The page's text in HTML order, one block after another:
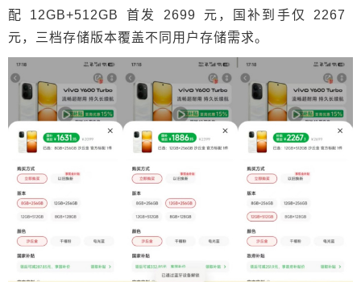
配 12GB+512GB 首发 2699 元，国补到手仅 2267
元，三档存储版本覆盖不同用户存储需求。